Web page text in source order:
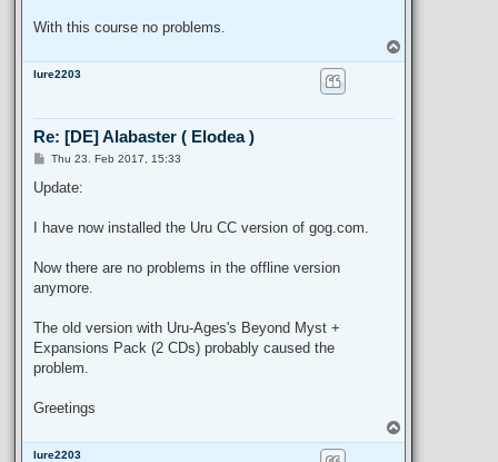
With this course no problems.
o
lure2203
Re: [DE] Alabaster ( Elodea )
P
s
Thu 23. Feb 2017, 15:33
Update:
I have now installed the Uru CC version of gog.com.
Now there are no problems in the offline version
anymore.
The old version with Uru-Ages's Beyond Myst +
Expansions Pack (2 CDs) probably caused the
problem.
Greetings
o
lure2203